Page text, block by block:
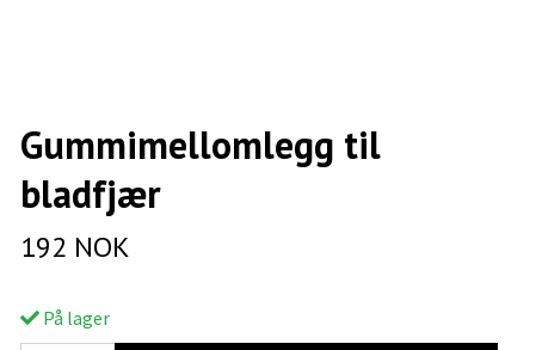
Gummimellomlegg til
bladfjær
192 NOK
På lager